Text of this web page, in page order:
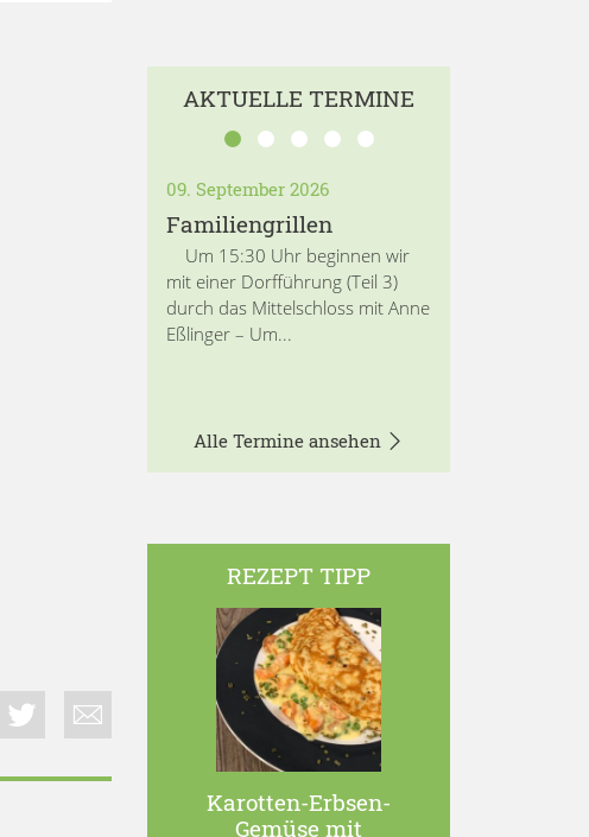
AKTUELLE TERMINE
09. September 2026
Familiengrillen
Um 15:30 Uhr beginnen wir
mit einer Dorfführung (Teil 3)
durch das Mittelschloss mit Anne
Eßlinger – Um...
Alle Termine ansehen
REZEPT TIPP
Karotten-Erbsen-
Gemüse mit